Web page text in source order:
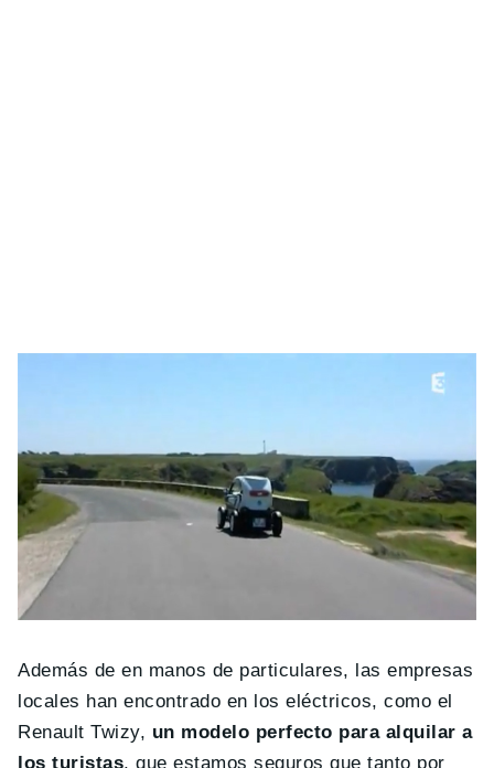
Además de en manos de particulares, las empresas
locales han encontrado en los eléctricos, como el
Renault Twizy, un modelo perfecto para alquilar a
los turistas, que estamos seguros que tanto por